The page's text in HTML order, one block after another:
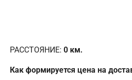
РАССТОЯНИЕ: 0 км.
Как формируется цена на